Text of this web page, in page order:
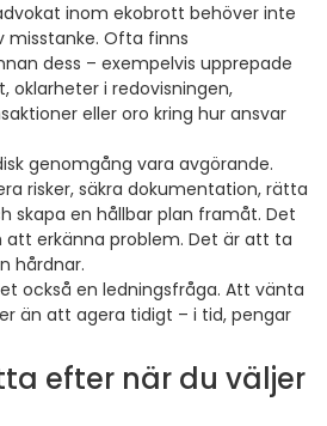
inom ekobrott behöver inte
misstanke. Ofta finns
dess – exempelvis upprepade
oklarheter i redovisningen,
eller oro kring hur ansvar
genomgång vara avgörande.
risker, säkra dokumentation, rätta
skapa en hållbar plan framåt. Det
erkänna problem. Det är att ta
hårdnar.
också en ledningsfråga. Att vänta
än att agera tidigt – i tid, pengar
efter när du väljer